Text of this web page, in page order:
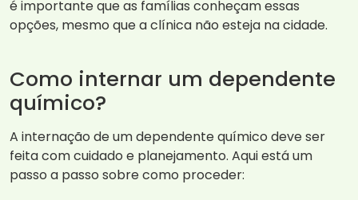
é importante que as famílias conheçam essas
opções, mesmo que a clínica não esteja na cidade.
Como internar um dependente
químico?
A internação de um dependente químico deve ser
feita com cuidado e planejamento. Aqui está um
passo a passo sobre como proceder: